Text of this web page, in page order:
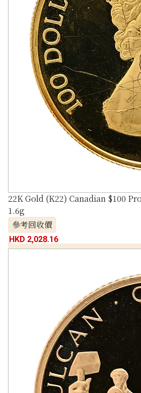
22K Gold (K22) Canadian $100
1.6g
參考回收價
HKD 2,028.16